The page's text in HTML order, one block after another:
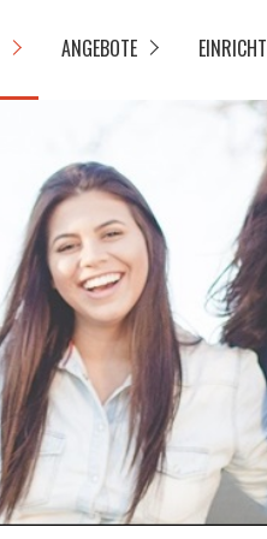
ANGEBOTE